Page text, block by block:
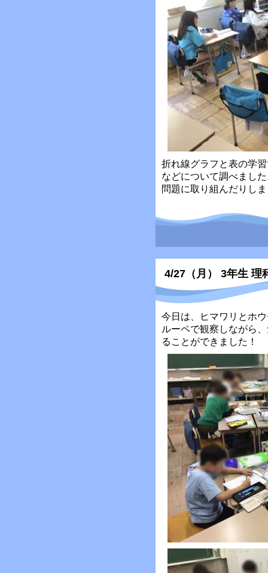
折れ線グラフと表の学
などについて調べまし
問題に取り組んだりし
4/27（月） 3年生 理
今日は、ヒマワリとホ
ルーペで観察しながら
ることができました！